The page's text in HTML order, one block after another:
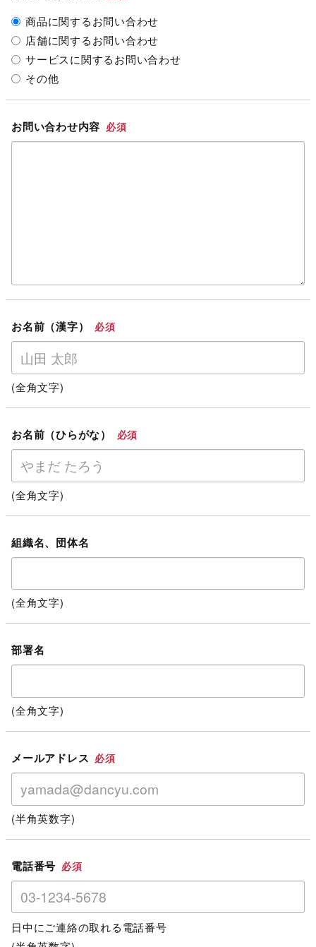
商品に関するお問い合わせ
店舗に関するお問い合わせ
サービスに関するお問い合わせ
その他
お問い合わせ内容 必須
お名前（漢字） 必須
(全角文字)
お名前（ひらがな） 必須
(全角文字)
組織名、団体名
(全角文字)
部署名
(全角文字)
メールアドレス 必須
(半角英数字)
電話番号 必須
日中にご連絡の取れる電話番号